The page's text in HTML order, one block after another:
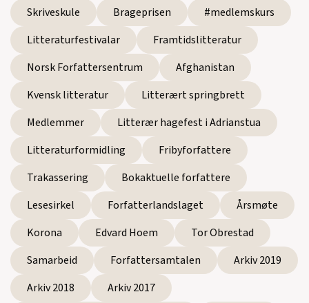
Skriveskule
Brageprisen
#medlemskurs
Litteraturfestivalar
Framtidslitteratur
Norsk Forfattersentrum
Afghanistan
Kvensk litteratur
Litterært springbrett
Medlemmer
Litterær hagefest i Adrianstua
Litteraturformidling
Fribyforfattere
Trakassering
Bokaktuelle forfattere
Lesesirkel
Forfatterlandslaget
Årsmøte
Korona
Edvard Hoem
Tor Obrestad
Samarbeid
Forfattersamtalen
Arkiv 2019
Arkiv 2018
Arkiv 2017